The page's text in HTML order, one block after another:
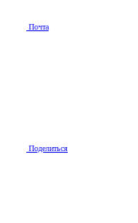
Почта
Поделиться